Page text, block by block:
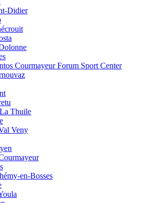
Didier
Courmayeur Forum Sport Center
Thuile
Veny
en-Bosses